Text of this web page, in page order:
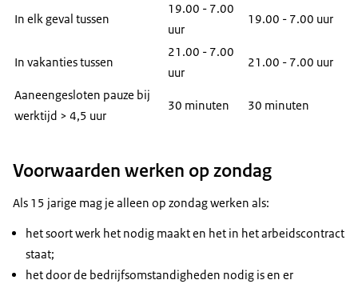
In elk geval tussen
19.00 - 7.00
uur
19.00 - 7.00 uur
In vakanties tussen
21.00 - 7.00
uur
21.00 - 7.00 uur
Aaneengesloten pauze bij
werktijd > 4,5 uur
30 minuten 30 minuten
Voorwaarden werken op zondag
Als 15 jarige mag je alleen op zondag werken als:
het soort werk het nodig maakt en het in het arbeidscontract
staat;
het door de bedrijfsomstandigheden nodig is en er